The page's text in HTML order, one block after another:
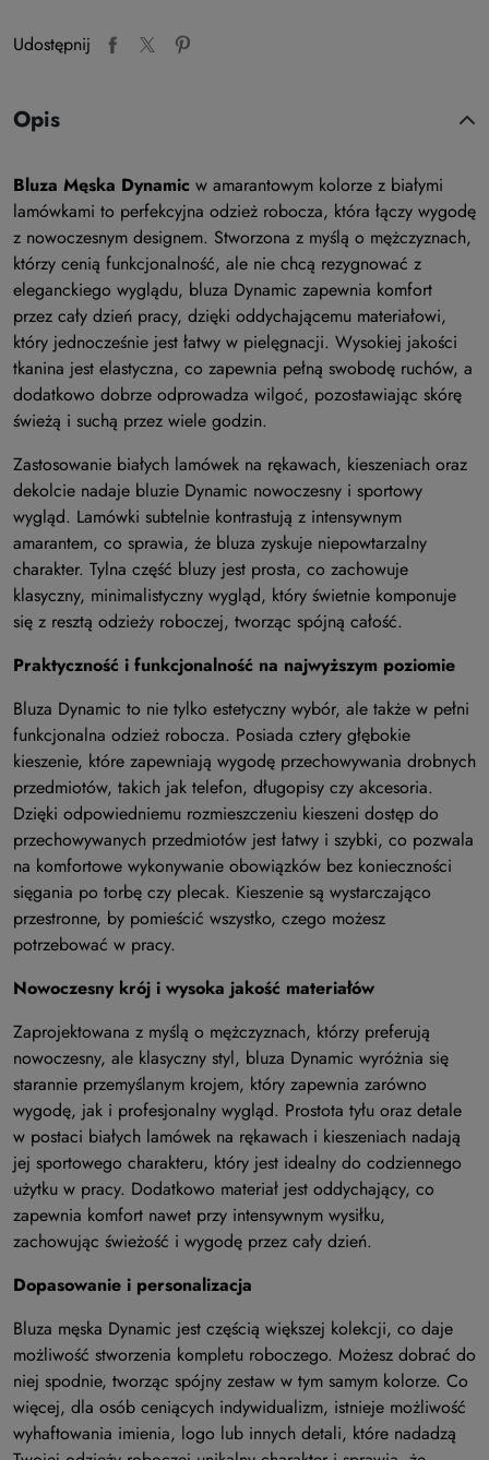
Udostępnij
Opis
Bluza Męska Dynamic w amarantowym kolorze z białymi
lamówkami to perfekcyjna odzież robocza, która łączy wygodę
z nowoczesnym designem. Stworzona z myślą o mężczyznach,
którzy cenią funkcjonalność, ale nie chcą rezygnować z
eleganckiego wyglądu, bluza Dynamic zapewnia komfort
przez cały dzień pracy, dzięki oddychającemu materiałowi,
który jednocześnie jest łatwy w pielęgnacji. Wysokiej jakości
tkanina jest elastyczna, co zapewnia pełną swobodę ruchów, a
dodatkowo dobrze odprowadza wilgoć, pozostawiając skórę
świeżą i suchą przez wiele godzin.
Zastosowanie białych lamówek na rękawach, kieszeniach oraz
dekolcie nadaje bluzie Dynamic nowoczesny i sportowy
wygląd. Lamówki subtelnie kontrastują z intensywnym
amarantem, co sprawia, że bluza zyskuje niepowtarzalny
charakter. Tylna część bluzy jest prosta, co zachowuje
klasyczny, minimalistyczny wygląd, który świetnie komponuje
się z resztą odzieży roboczej, tworząc spójną całość.
Praktyczność i funkcjonalność na najwyższym poziomie
Bluza Dynamic to nie tylko estetyczny wybór, ale także w pełni
funkcjonalna odzież robocza. Posiada cztery głębokie
kieszenie, które zapewniają wygodę przechowywania drobnych
przedmiotów, takich jak telefon, długopisy czy akcesoria.
Dzięki odpowiedniemu rozmieszczeniu kieszeni dostęp do
przechowywanych przedmiotów jest łatwy i szybki, co pozwala
na komfortowe wykonywanie obowiązków bez konieczności
sięgania po torbę czy plecak. Kieszenie są wystarczająco
przestronne, by pomieścić wszystko, czego możesz
potrzebować w pracy.
Nowoczesny krój i wysoka jakość materiałów
Zaprojektowana z myślą o mężczyznach, którzy preferują
nowoczesny, ale klasyczny styl, bluza Dynamic wyróżnia się
starannie przemyślanym krojem, który zapewnia zarówno
wygodę, jak i profesjonalny wygląd. Prostota tyłu oraz detale
w postaci białych lamówek na rękawach i kieszeniach nadają
jej sportowego charakteru, który jest idealny do codziennego
użytku w pracy. Dodatkowo materiał jest oddychający, co
zapewnia komfort nawet przy intensywnym wysiłku,
zachowując świeżość i wygodę przez cały dzień.
Dopasowanie i personalizacja
Bluza męska Dynamic jest częścią większej kolekcji, co daje
możliwość stworzenia kompletu roboczego. Możesz dobrać do
niej spodnie, tworząc spójny zestaw w tym samym kolorze. Co
więcej, dla osób ceniących indywidualizm, istnieje możliwość
wyhaftowania imienia, logo lub innych detali, które nadadzą